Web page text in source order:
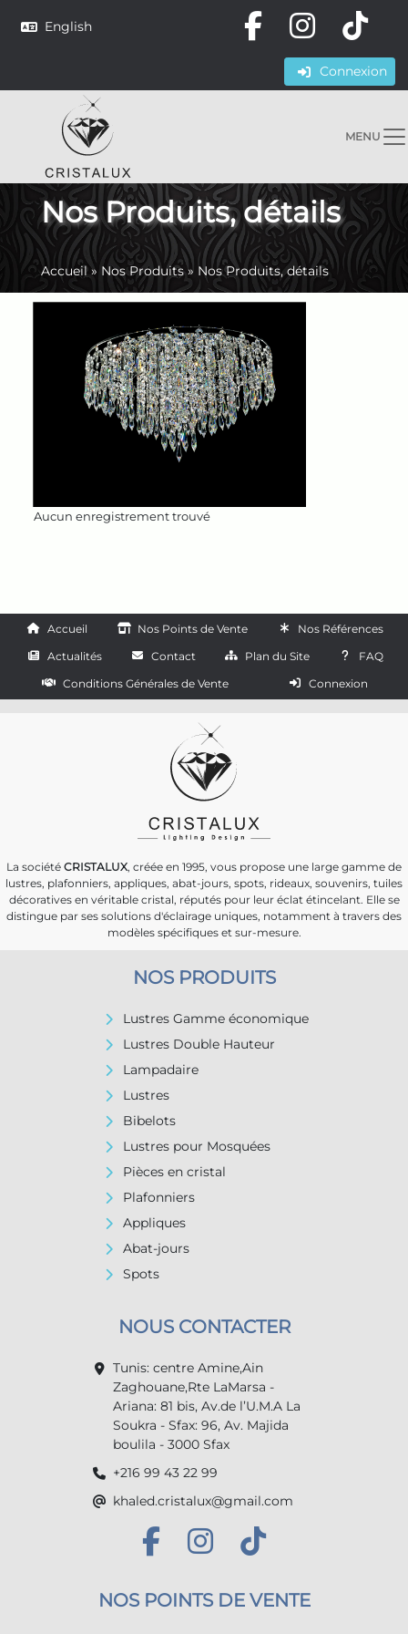
English
Connexion
MENU
Nos Produits, détails
Accueil» Nos Produits» Nos Produits, détails
Aucun enregistrement trouvé
Accueil Nos Points de Vente
Nos Références
Actualités
Contact Plan du Site
FAQ
Conditions Générales de Vente
Connexion
La société CRISTALUX, créée en 1995, vous propose une large gamme de
lustres, plafonniers, appliques, abat-jours, spots, rideaux, souvenirs, tuiles
décoratives en véritable cristal, réputés pour leur éclat étincelant. Elle se
distingue par ses solutions d'éclairage uniques, notamment à travers des
modèles spécifiques et sur-mesure.
NOS PRODUITS
Lustres Gamme économique
Lustres Double Hauteur
Lampadaire
Lustres
Bibelots
Lustres pour Mosquées
Pièces en cristal
Plafonniers
Appliques
Abat-jours
Spots
NOUS CONTACTER
Tunis: centre Amine,Ain
Zaghouane,Rte LaMarsa -
Ariana: 81 bis, Av.de l’U.M.A La
Soukra - Sfax: 96, Av. Majida
boulila - 3000 Sfax
+216 99 43 22 99
khaled.cristalux@gmail.com
NOS POINTS DE VENTE